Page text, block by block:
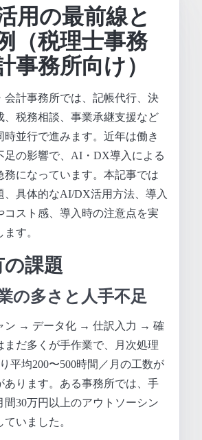
用の最前線と
（税理士事務
事務所向け）
会計事務所では、記帳代行、決
、税務相談、事業承継支援など
時並行で進みます。近年は働き
足の影響で、AI・DX導入による
務になっています。本記事では
、具体的なAI/DX活用方法、導入
コスト感、導入時の注意点を実
す。
課題
の多さと人手不足
ン → データ化 → 仕訳入力 → 確
まだ多くが手作業で、月次処理
平均200〜500時間／月の工数が
あります。ある事務所では、手
間30万円以上のアウトソーシン
いました。